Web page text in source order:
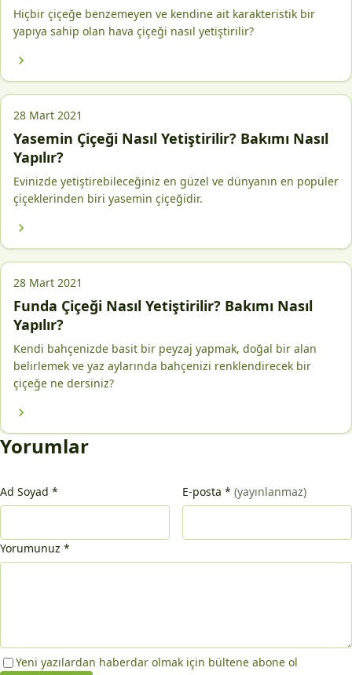
Hiçbir çiçeğe benzemeyen ve kendine ait karakteristik bir
yapıya sahip olan hava çiçeği nasıl yetiştirilir?
28 Mart 2021
Yasemin Çiçeği Nasıl Yetiştirilir? Bakımı Nasıl
Yapılır?
Evinizde yetiştirebileceğiniz en güzel ve dünyanın en popüler
çiçeklerinden biri yasemin çiçeğidir.
28 Mart 2021
Funda Çiçeği Nasıl Yetiştirilir? Bakımı Nasıl
Yapılır?
Kendi bahçenizde basit bir peyzaj yapmak, doğal bir alan
belirlemek ve yaz aylarında bahçenizi renklendirecek bir
çiçeğe ne dersiniz?
Yorumlar
Ad Soyad * E-posta * (yayınlanmaz)
Yorumunuz *
Yeni yazılardan haberdar olmak için bültene abone ol